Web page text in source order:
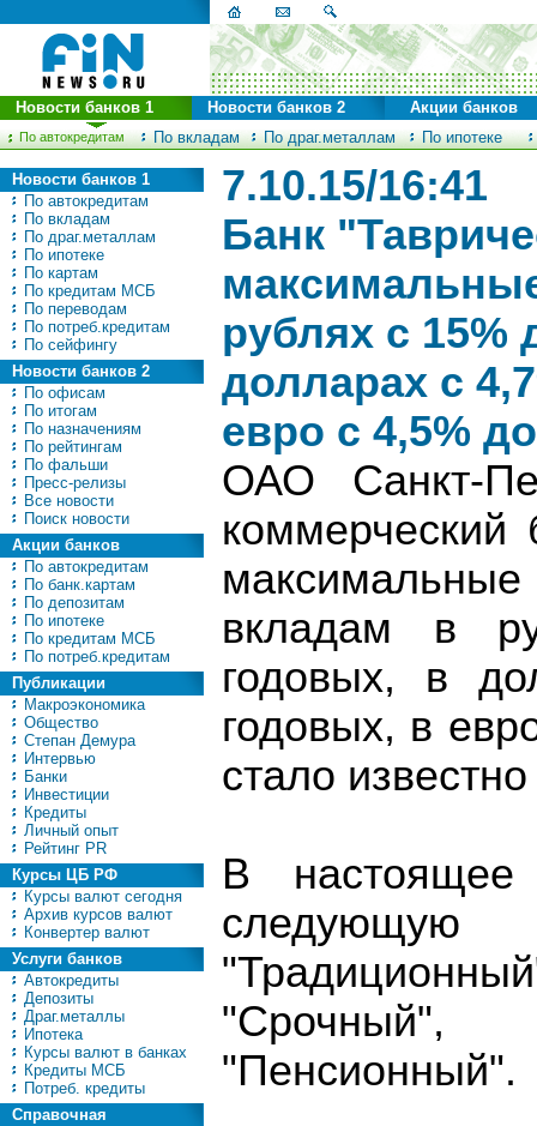
По автокредитам По вкладам По драг.металлам По ипотеке
Новости банков 1 Новости банков 2 Акции банков
Новости банков 1
По автокредитам
По вкладам
По драг.металлам
По ипотеке
По картам
По кредитам МСБ
По переводам
По потреб.кредитам
По сейфингу
Новости банков 2
По офисам
По итогам
По назначениям
По рейтингам
По фальши
Пресс-релизы
Все новости
Поиск новости
Акции банков
По автокредитам
По банк.картам
По депозитам
По ипотеке
По кредитам МСБ
По потреб.кредитам
Публикации
Макроэкономика
Общество
Степан Демура
Интервью
Банки
Инвестиции
Кредиты
Личный опыт
Рейтинг PR
Курсы ЦБ РФ
Курсы валют сегодня
Архив курсов валют
Конвертер валют
Услуги банков
Автокредиты
Депозиты
Драг.металлы
Ипотека
Курсы валют в банках
Кредиты МСБ
Потреб. кредиты
Справочная
7.10.15/16:41
Банк
рублях с 15%
долларах с
евро с 4,5%
ОАО Санкт-
коммерческий
вкладам в
годовых, в
годовых, в
стало
В настоящее
следующую
"Пенсионный".